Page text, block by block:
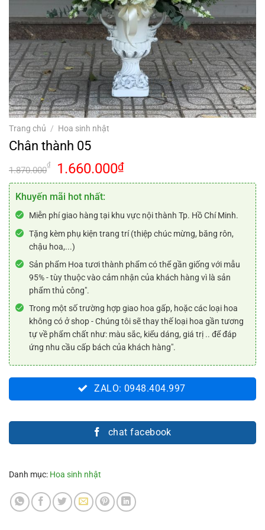
Trang chủ / Hoa sinh nhật
Chân thành 05
1.870.000
₫
Giá
gốc
là:
1.870.000₫.
1.660.000₫Giá
hiện
là:
1.660.000₫.
Khuyến mãi hot nhất:
Miễn phí giao hàng tại khu vực nội thành Tp. Hồ Chí Minh.
Tặng kèm phụ kiện trang trí (thiệp chúc mừng, băng rôn,
chậu hoa,...)
Sản phẩm Hoa tươi thành phẩm có thể gần giống với mẫu
95% - tùy thuộc vào cảm nhận của khách hàng vì là sản
phẩm thủ công".
Trong một số trường hợp giao hoa gấp, hoặc các loại hoa
không có ở shop - Chúng tôi sẽ thay thế loại hoa gần tương
tự về phẩm chất như: màu sắc, kiểu dáng, giá trị .. để đáp
ứng nhu cầu cấp bách của khách hàng".
ZALO: 0948.404.997
chat facebook
Danh mục: Hoa sinh nhật